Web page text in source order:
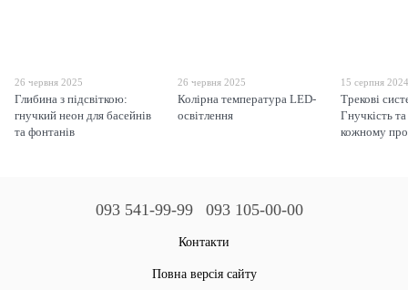
26 червня 2025
Глибина з підсвіткою:
гнучкий неон для басейнів
та фонтанів
26 червня 2025
Колірна температура LED-
освітлення
15 серпня
Трекові
Гнучкість
кожному
093 541-99-99 093 105-00-00
Контакти
Повна версія сайту